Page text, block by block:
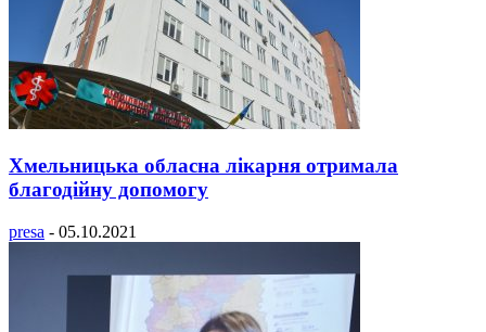
Хмельницька обласна лікарня отримала
благодійну допомогу
presa - 05.10.2021